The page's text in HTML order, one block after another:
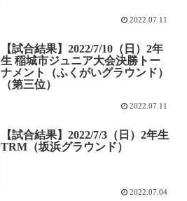
2022.07.11
【試合結果】2022/7/10（日）2年
生 稲城市ジュニア大会決勝トー
ナメント（ふくがいグラウンド）
（第三位）
2022.07.11
【試合結果】2022/7/3（日）2年生
TRM（坂浜グラウンド）
2022.07.04